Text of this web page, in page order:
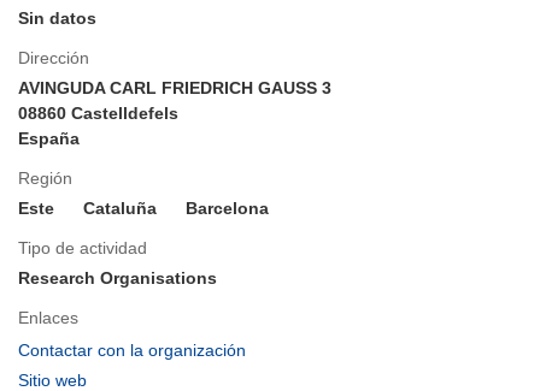
Dirección
AVINGUDA CARL FRIEDRICH GAUSS 3
08860 Castelldefels
España
Región
Este
Cataluña Barcelona
Tipo de actividad
Research Organisations
Enlaces
Contactar con la organización
Sitio web
Sin datos